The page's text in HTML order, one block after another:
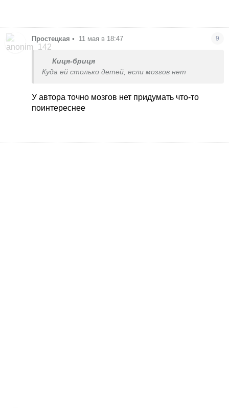
Простецкая • 11 мая в 18:47 9
Киця-бриця
Куда ей столько детей, если мозгов нет
У автора точно мозгов нет придумать что-то
поинтереснее